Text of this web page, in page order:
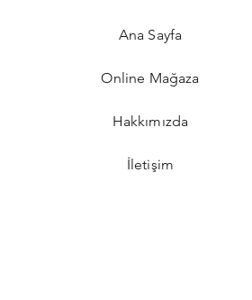
Ana Sayfa
Online Mağaza
Hakkımızda
İletişim